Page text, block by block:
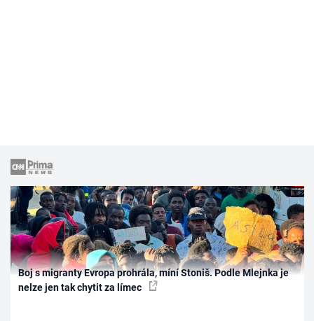
Boj s migranty Evropa prohrála, míní Stoniš. Podle Mlejnka je
nelze jen tak chytit za límec